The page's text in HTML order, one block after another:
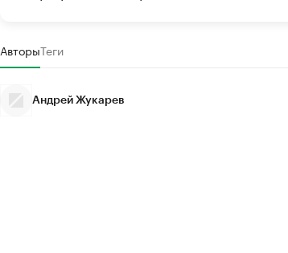
АвторыТеги
Андрей Жукарев